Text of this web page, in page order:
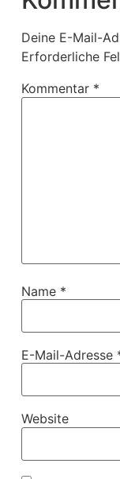
Deine E-Mail-
Erforderliche
Kommentar *
Name *
E-Mail-Adresse
Website